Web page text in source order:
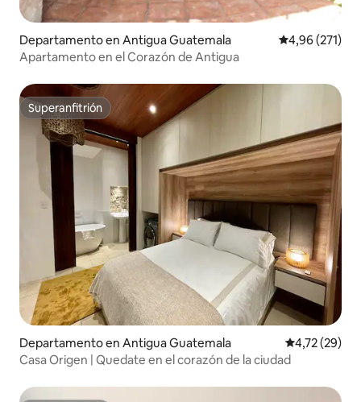
Departamento en Antigua Guatemala Calificación
4,96 (271)
Apartamento en el Corazón de Antigua
Superanfitrión
Superanfitrión
Departamento en Antigua Guatemala Calificación
4,72 (29)
Casa Origen | Quedate en el corazón de la ciudad